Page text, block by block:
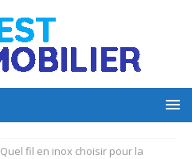
Quel fil en inox choisir pour la